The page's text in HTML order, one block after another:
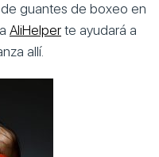
guantes de boxeo en
AliHelper te ayudará a
allí.